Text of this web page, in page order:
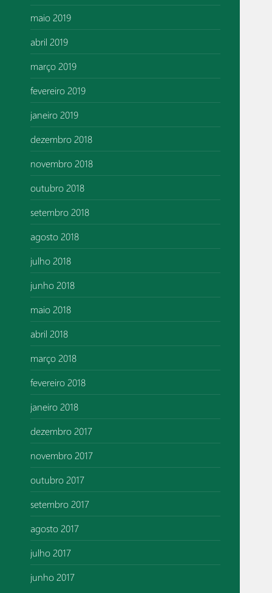
maio 2019
abril 2019
março 2019
fevereiro 2019
janeiro 2019
dezembro 2018
novembro 2018
outubro 2018
setembro 2018
agosto 2018
julho 2018
junho 2018
maio 2018
abril 2018
março 2018
fevereiro 2018
janeiro 2018
dezembro 2017
novembro 2017
outubro 2017
setembro 2017
agosto 2017
julho 2017
junho 2017